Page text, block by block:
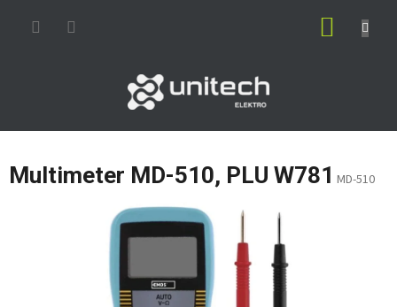
Multimeter MD-510, PLU W781 MD-510